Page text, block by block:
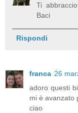
Ti
Baci
Rispondi
franca 26
adoro questi
mi è avanzato
ciao